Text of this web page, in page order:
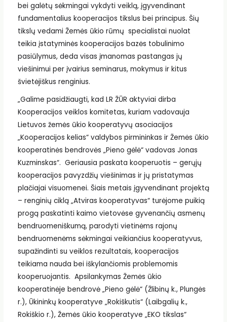
bei galėtų sėkmingai vykdyti veiklą, įgyvendinant
fundamentalius kooperacijos tikslus bei principus. Šių
tikslų vedami Žemės ūkio rūmų specialistai nuolat
teikia įstatyminės kooperacijos bazės tobulinimo
pasiūlymus, deda visas įmanomas pastangas jų
viešinimui per įvairius seminarus, mokymus ir kitus
švietėjiškus renginius.
„Galime pasidžiaugti, kad LR ŽŪR aktyviai dirba
Kooperacijos veiklos komitetas, kuriam vadovauja
Lietuvos žemės ūkio kooperatyvų asociacijos
„Kooperacijos kelias“ valdybos pirmininkas ir Žemės ūkio
kooperatinės bendrovės „Pieno gėlė“ vadovas Jonas
Kuzminskas“. Geriausia paskata kooperuotis – gerųjų
kooperacijos pavyzdžių viešinimas ir jų pristatymas
plačiajai visuomenei. Šiais metais įgyvendinant projektą
– renginių ciklą „Atviras kooperatyvas“ turėjome puikią
progą paskatinti kaimo vietovėse gyvenančių asmenų
bendruomeniškumą, parodyti vietinėms rajonų
bendruomenėms sėkmingai veikiančius kooperatyvus,
supažindinti su veiklos rezultatais, kooperacijos
teikiama nauda bei iškylančiomis problemomis
kooperuojantis. Apsilankymas Žemės ūkio
kooperatinėje bendrovė „Pieno gėlė“ (Žlibinų k., Plungės
r.), Ūkininkų kooperatyve „Rokiškutis“ (Laibgalių k.,
Rokiškio r.), Žemės ūkio kooperatyve „EKO tikslas“